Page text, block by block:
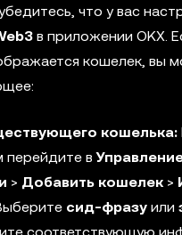
что у вас
в приложении OKX.
кошелек, вы
кошелька:
перейдите в
> Добавить кошелек >
сид-фразу или